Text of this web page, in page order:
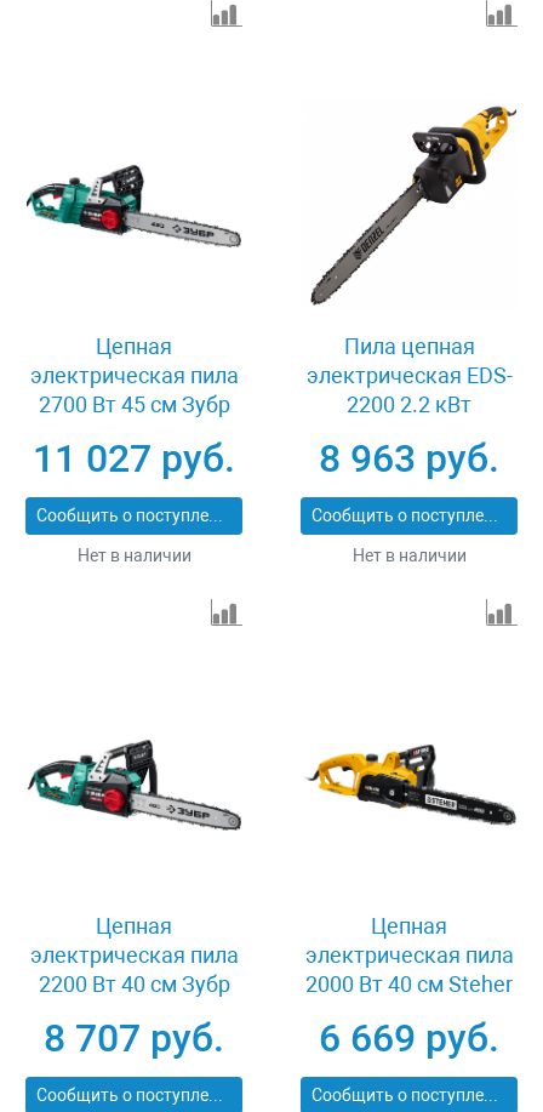
Цепная
электрическая пила
2700 Вт 45 см Зубр
11 027 руб.
Сообщить о поступлении
Нет в наличии
Пила цепная
электрическая EDS-
2200 2.2 кВт
см шаг 3/8 паз 1.3 мм
62 звена Denzel 95619
8 963 руб.
Сообщить о поступлении
Нет в наличии
Цепная
электрическая пила
2200 Вт 40 см Зубр
8 707 руб.
Сообщить о поступлении
Цепная
электрическая пила
2000 Вт 40 см Steher
6 669 руб.
Сообщить о поступлении